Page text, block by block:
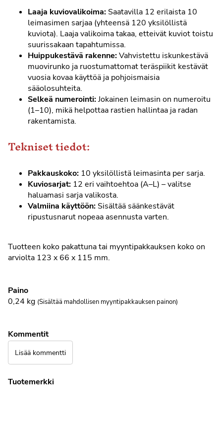
Laaja kuviovalikoima: Saatavilla 12 erilaista 10
leimasimen sarjaa (yhteensä 120 yksilöllistä
kuviota). Laaja valikoima takaa, etteivät kuviot toistu
suurissakaan tapahtumissa.
Huippukestävä rakenne:Vahvistettu iskunkestävä
muovirunko ja ruostumattomat teräspiikit kestävät
vuosia kovaa käyttöä ja pohjoismaisia
sääolosuhteita.
Selkeä numerointi:Jokainen leimasin on numeroitu
(1–10), mikä helpottaa rastien hallintaa ja radan
rakentamista.
Tekniset tiedot:
Pakkauskoko: 10 yksilöllistä leimasinta per sarja.
Kuviosarjat: 12 eri vaihtoehtoa (A–L) – valitse
haluamasi sarja valikosta.
Valmiina käyttöön: Sisältää säänkestävät
ripustusnarut nopeaa asennusta varten.
Tuotteen koko pakattuna tai myyntipakkauksen koko on
arviolta 123 x 66 x 115 mm.
Paino
0,24 kg (Sisältää mahdollisen myyntipakkauksen painon)
Kommentit
Lisää kommentti
Tuotemerkki